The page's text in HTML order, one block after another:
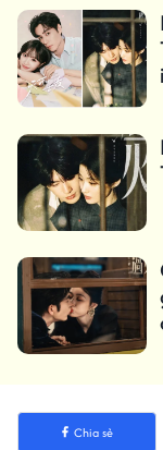
Chia sẻ